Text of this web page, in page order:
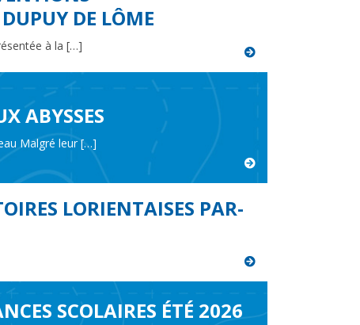
DE LÔME
à la […]
ABYSSES
Malgré leur […]
LORIENTAISES PAR-
SCOLAIRES ÉTÉ 2026